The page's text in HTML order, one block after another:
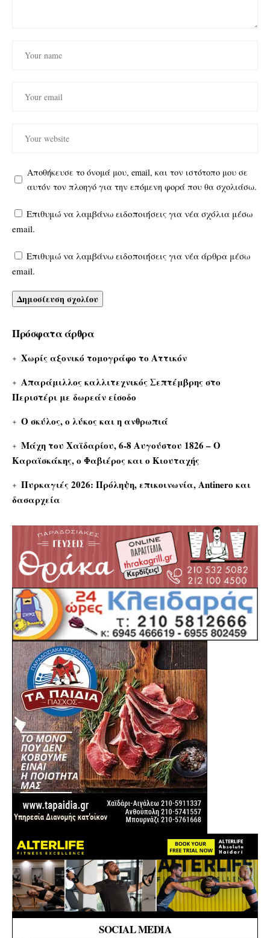
Αποθήκευσε το όνομά μου, email, και τον ιστότοπο μου σε
αυτόν τον πλοηγό για την επόμενη φορά που θα σχολιάσω.
Επιθυμώ να λαμβάνω ειδοποιήσεις για νέα σχόλια μέσω
email.
Επιθυμώ να λαμβάνω ειδοποιήσεις για νέα άρθρα μέσω
email.
Πρόσφατα άρθρα
Χωρίς αξονικό τομογράφο το Αττικόν
Απαράμιλλος καλλιτεχνικός Σεπτέμβρης στο
Περιστέρι με δωρεάν είσοδο
Ο σκύλος, ο λύκος και η ανθρωπιά
Μάχη του Χαϊδαρίου, 6-8 Αυγούστου 1826 – Ο
Καραϊσκάκης, ο Φαβιέρος και ο Κιουταχής
Πυρκαγιές 2026: Πρόληψη, επικοινωνία, Antinero και
δασαρχεία
SOCIAL MEDIA